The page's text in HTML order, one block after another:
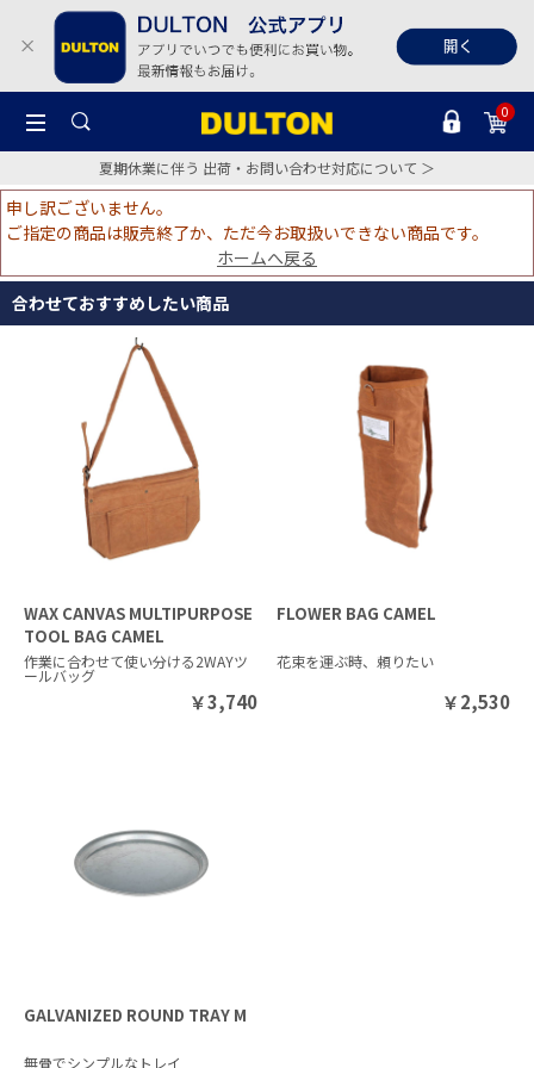
0
夏期休業に伴う 出荷・お問い合わせ対応について ＞
申し訳ございません。
ご指定の商品は販売終了か、ただ今お取扱いできない商品です。
ホームへ戻る
合わせておすすめしたい商品
WAX CANVAS MULTIPURPOSE
TOOL BAG CAMEL
作業に合わせて使い分ける2WAYツ
ールバッグ
￥3,740
FLOWER BAG CAMEL
花束を運ぶ時、頼りたい
￥2,530
GALVANIZED ROUND TRAY M
無骨でシンプルなトレイ